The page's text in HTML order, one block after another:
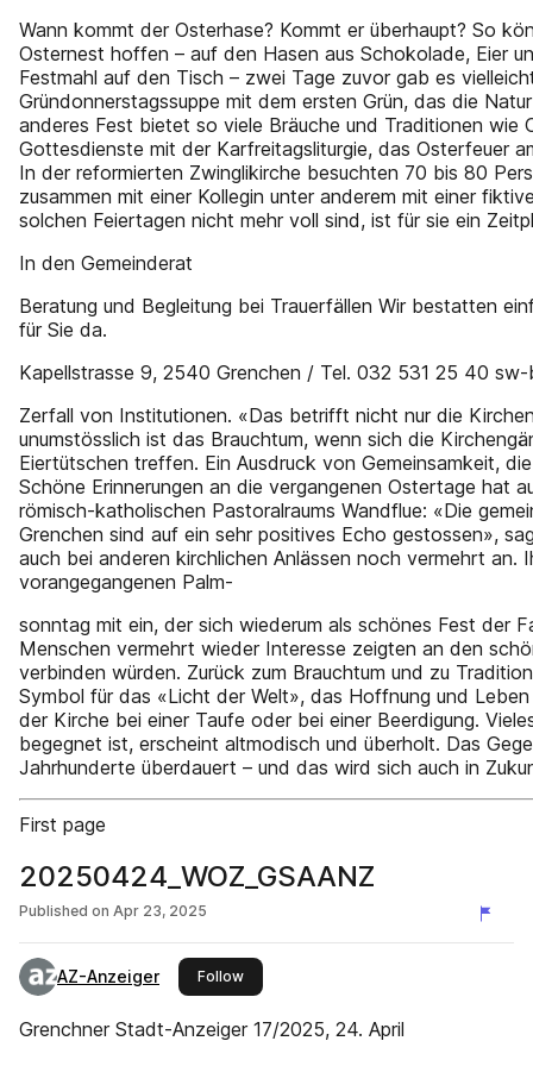
Wann kommt der Osterhase? Kommt er überhaupt? So
Osternest hoffen – auf den Hasen aus Schokolade, Eier
Festmahl auf den Tisch – zwei Tage zuvor gab es
Gründonnerstagssuppe mit dem ersten Grün, das die
anderes Fest bietet so viele Bräuche und Traditionen wie
Gottesdienste mit der Karfreitagsliturgie, das Osterfeuer
In der reformierten Zwinglikirche besuchten 70 bis 80
zusammen mit einer Kollegin unter anderem mit einer
solchen Feiertagen nicht mehr voll sind, ist für sie ein
In den Gemeinderat
Beratung und Begleitung bei Trauerfällen Wir bestatten
für Sie da.
Kapellstrasse 9, 2540 Grenchen / Tel. 032 531 25 40
Zerfall von Institutionen. «Das betrifft nicht nur die
unumstösslich ist das Brauchtum, wenn sich die
Eiertütschen treffen. Ein Ausdruck von Gemeinsamkeit,
Schöne Erinnerungen an die vergangenen Ostertage hat
römisch-katholischen Pastoralraums Wandflue: «Die
Grenchen sind auf ein sehr positives Echo gestossen»,
auch bei anderen kirchlichen Anlässen noch vermehrt an.
vorangegangenen Palm-
sonntag mit ein, der sich wiederum als schönes Fest der
Menschen vermehrt wieder Interesse zeigten an den
verbinden würden. Zurück zum Brauchtum und zu
Symbol für das «Licht der Welt», das Hoffnung und
der Kirche bei einer Taufe oder bei einer Beerdigung.
begegnet ist, erscheint altmodisch und überholt. Das
Jahrhunderte überdauert – und das wird sich auch in
First page
20250424_WOZ_GSAANZ
Published on Apr 23, 2025
AZ-Anzeiger Followthis publisher
Grenchner Stadt-Anzeiger 17/2025, 24. April